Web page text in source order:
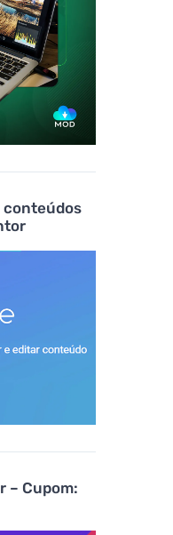
conteúdos
– Cupom: